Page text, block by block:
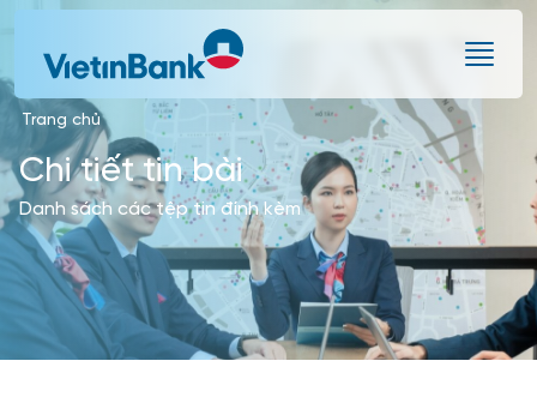
Trang chủ
Chi tiết tin bài
Danh sách các tệp tin đính kèm